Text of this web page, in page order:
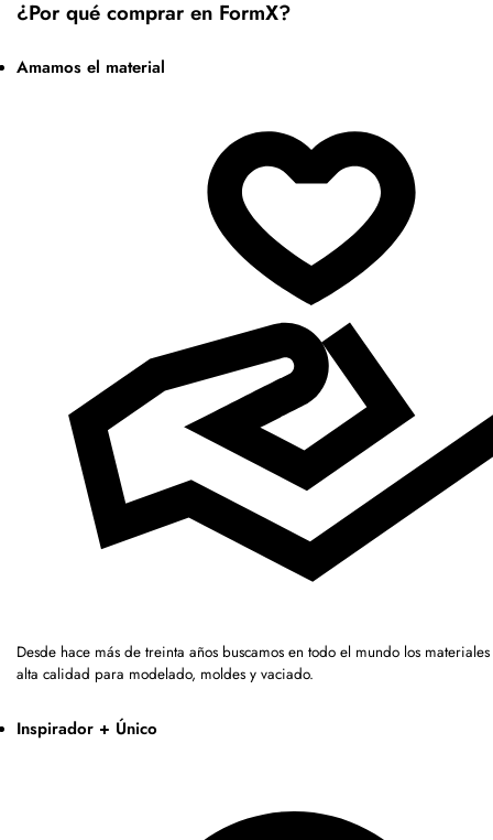
¿Por qué comprar en FormX?
Amamos el material
Desde hace más de treinta años buscamos en todo el mundo los
alta calidad para modelado, moldes y vaciado.
Inspirador + Único